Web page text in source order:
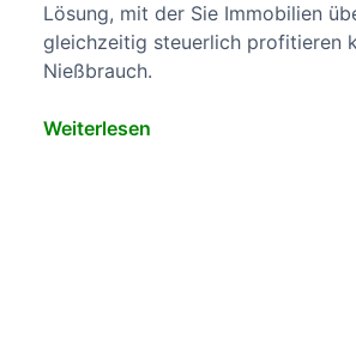
Lösung, mit der Sie Immobilien
gleichzeitig steuerlich profitieren
Nießbrauch.
Weiterlesen